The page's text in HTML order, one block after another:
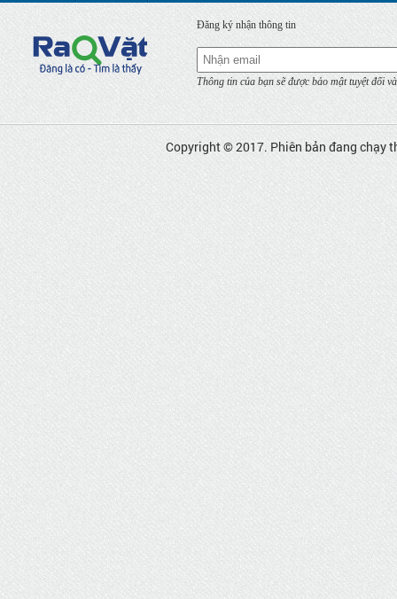
Đăng ký nhận thông tin
Thông tin của bạn sẽ được bảo mật tuyệt đối
Copyright © 2017. Phiên bản đang chạy